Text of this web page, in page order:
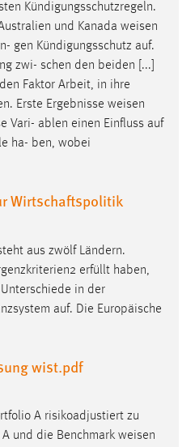
Kündigungsschutzregeln.
und Kanada weisen
gen Kündigungsschutz auf.
zwi- schen den beiden [...]
Faktor Arbeit, in ihre
Erste Ergebnisse weisen
Vari- ablen einen Einfluss auf
ha- ben, wobei
Wirtschaftspolitik
aus zwölf Ländern.
erfüllt haben,
in der
auf. Die Europäische
wist.pdf
A risikoadjustiert zu
und die Benchmark weisen